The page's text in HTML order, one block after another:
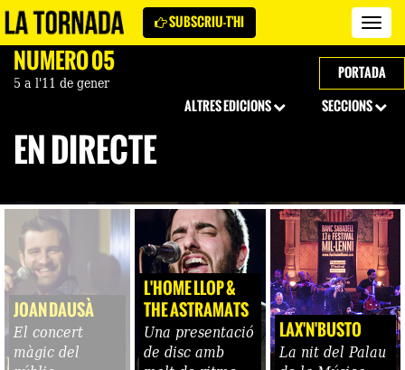
La
SUBSCRIU-T'HI
NÚMERO 05
5 a l'11 de gener
PORTADA
SECCIONS
ALTRES EDICIONS
EN DIRECTE
JOAN DAUSÀ
El concert
màgic del
L'HOME LLOP &
THE ASTRAMATS
Una presentació
de disc amb
LAX'N'BUSTO
La nit del Palau